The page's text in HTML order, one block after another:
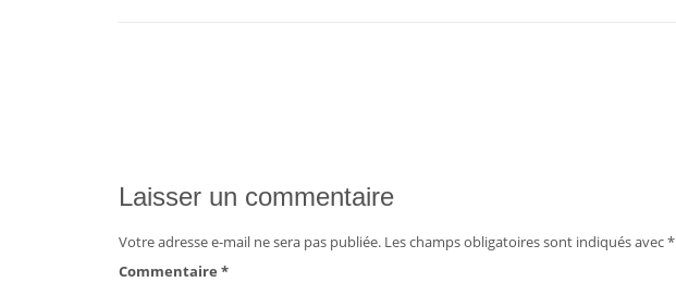
Laisser un commentaire
Votre adresse e-mail ne sera pas publiée. Les champs obligatoires sont indiqués avec*
Commentaire*